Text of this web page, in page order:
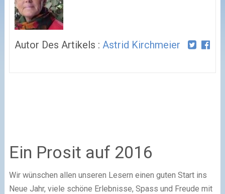
Autor Des Artikels : Astrid Kirchmeier
Ein Prosit auf 2016
Wir wünschen allen unseren Lesern einen guten Start ins
Neue Jahr, viele schöne Erlebnisse, Spass und Freude mit